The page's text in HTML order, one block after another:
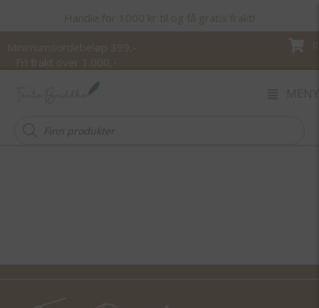
Handle for 1000 kr til og få gratis frakt!
Minimumsordebeløp 399,-
Fri frakt over 1.000,-
MENY
Products
search